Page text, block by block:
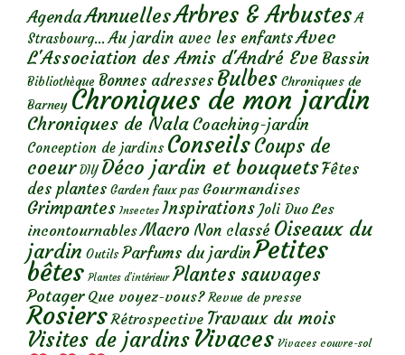
AgendaAnnuellesArbres & Arbustes A
Strasbourg... Au jardin avec les enfantsAvec
L'Association des Amis d'André Eve Bassin
Bibliothèque Bonnes adresses Bulbes Chroniques de
Barney Chroniques de mon jardin
Chroniques de Nala Coaching-jardin
Conception de jardins ConseilsCoups de
coeur DIY Déco jardin et bouquetsFêtes
des plantes Garden faux pas Gourmandises
Grimpantes Insectes Inspirations Joli Duo Les
incontournables Macro Non classé Oiseaux du
jardin Outils Parfums du jardinPetites
bêtes Plantes d’intérieur Plantes sauvages
Potager Que voyez-vous? Revue de presse
Rosiers Rétrospective Travaux du mois
Visites de jardins Vivaces Vivaces couvre-sol